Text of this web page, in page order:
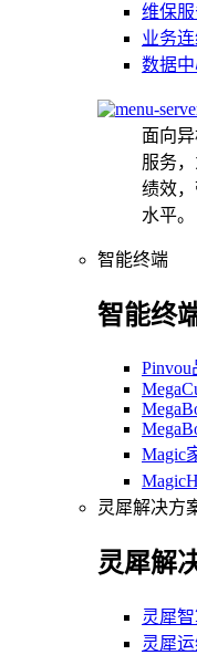
维保
业务
数据
面向
服务
绩效
水平。
智能终端
智能终
Magic
灵犀解决方
灵犀解
灵犀
灵犀